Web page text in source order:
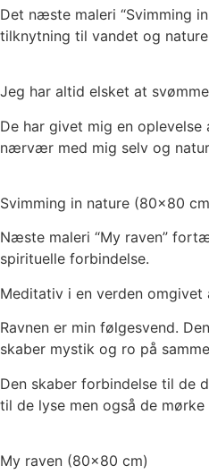
Det næste maleri “Svimming
tilknytning til vandet og
Jeg har altid elsket at
De har givet mig en
nærvær med mig selv og
Svimming in nature (80×80
Næste maleri “My raven”
spirituelle forbindelse.
Meditativ i en verden omgivet
Ravnen er min følgesvend.
skaber mystik og ro på
Den skaber forbindelse til de
til de lyse men også de
My raven (80×80 cm)